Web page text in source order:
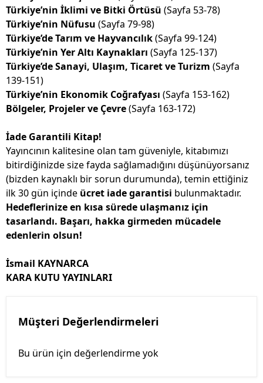
Türkiye’nin İklimi ve Bitki Örtüsü (Sayfa 53-78)
Türkiye’nin Nüfusu (Sayfa 79-98)
Türkiye’de Tarım ve Hayvancılık(Sayfa 99-124)
Türkiye’nin Yer Altı Kaynakları (Sayfa 125-137)
Türkiye’de Sanayi, Ulaşım, Ticaret ve Turizm (Sayfa
139-151)
Türkiye’nin Ekonomik Coğrafyası (Sayfa 153-162)
Bölgeler, Projeler ve Çevre(Sayfa 163-172)
İade Garantili Kitap!
Yayıncının kalitesine olan tam güveniyle, kitabımızı
bitirdiğinizde size fayda sağlamadığını düşünüyorsanız
(bizden kaynaklı bir sorun durumunda), temin ettiğiniz
ilk 30 gün içinde ücret iade garantisi bulunmaktadır.
Hedeflerinize en kısa sürede ulaşmanız için
tasarlandı. Başarı, hakka girmeden mücadele
edenlerin olsun!
İsmail KAYNARCA
KARA KUTU YAYINLARI
Müşteri Değerlendirmeleri
Bu ürün için değerlendirme yok